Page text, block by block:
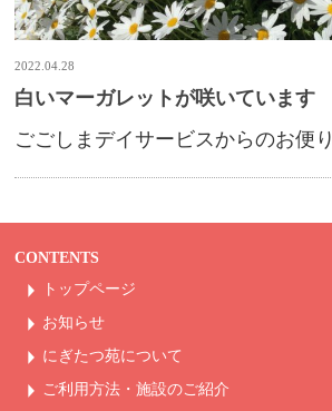
2022.04.28
白いマーガレットが咲いています
ごごしまデイサービスからのお便り
CONTENTS
トップページ
お知らせ
にぎたつ苑について
ご利用方法・ 施設のご紹介